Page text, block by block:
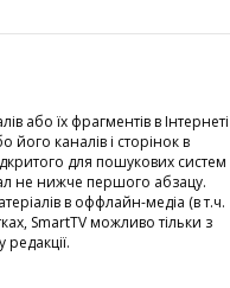
або їх фрагментів в Інтернеті
каналів і сторінок в
для пошукових систем
не нижче першого абзацу.
в оффлайн-медіа (в т.ч.
SmartTV можливо тільки з